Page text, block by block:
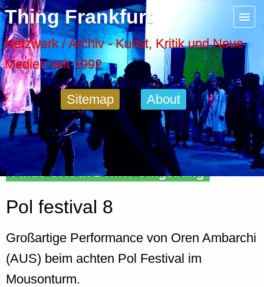
Thing Frankfurt
Netzwerk / Archiv - Kunst, Kritik und Neue
Medien seit 1992
Sitemap About
Finde Orte in Deiner Umgebung
Pol festival 8
Großartige Performance von Oren Ambarchi
(AUS) beim achten Pol Festival im
Mousonturm.
Menu
Artspaces
Cool Places
Frankfurt Diary
Activity
Recent Posts
Home